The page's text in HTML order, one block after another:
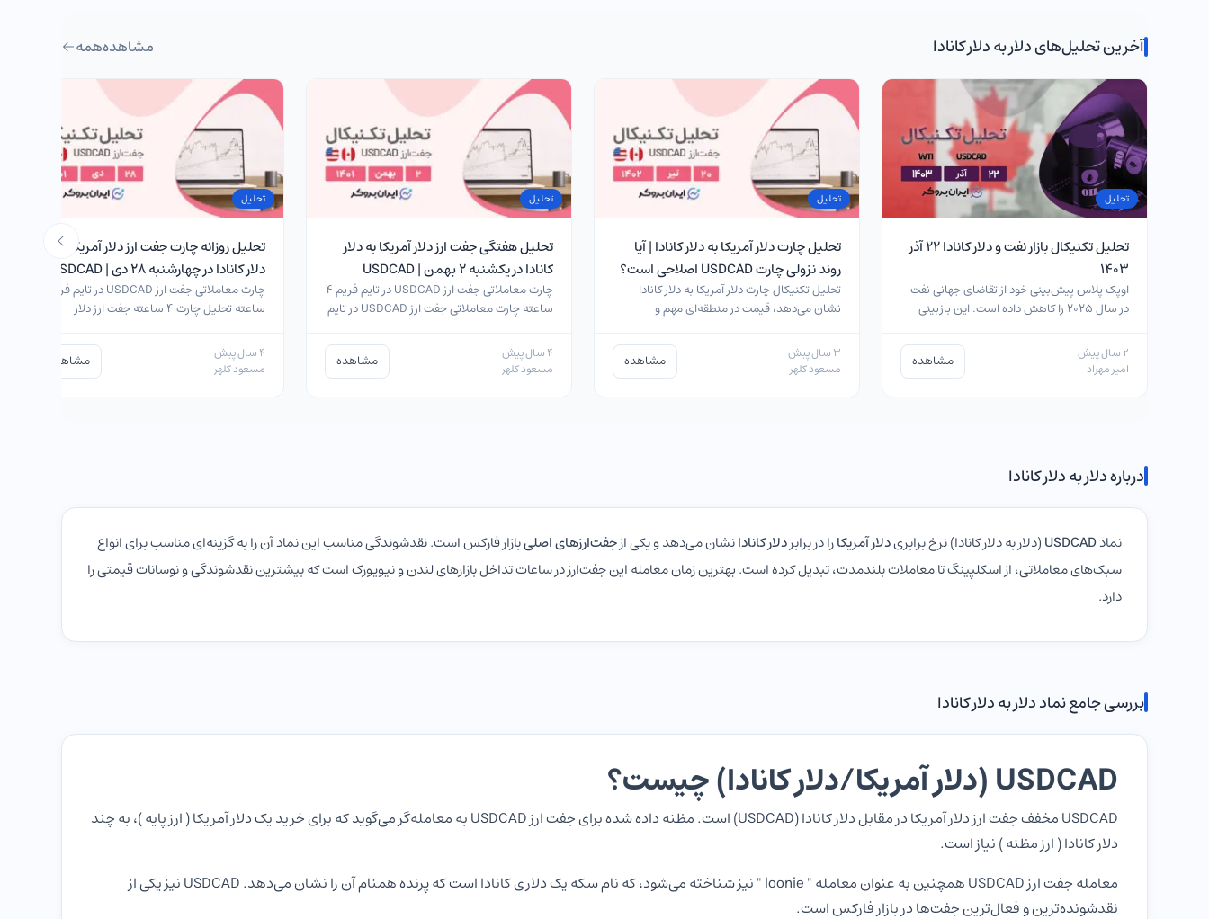
آخرین تحلیل‌های دلار به دلار کانادا مشاهدههمه
تحلیل
تحلیل تکنیکال بازار نفت و دلار کانادا ۲۲ آذر
۱۴۰۳
اوپک پلاس پیش‌بینی خود از تقاضای جهانی نفت
در سال 2025 را کاهش داده است. این بازبینی
2 سال پیش
امیر مهراد
مشاهده
تحلیل
تحلیل چارت دلار آمریکا به دلار کانادا | آیا
روند نزولی چارت USDCAD اصلاحی است؟
تحلیل تکنیکال چارت دلار آمریکا به دلار کانادا
نشان می‌دهد، قیمت در منطقه‌ای مهم و
3 سال پیش
مسعود کلهر
مشاهده
تحلیل
تحلیل هفتگی جفت ارز دلار آمریکا به دلار
کانادا در یکشنبه ۲ بهمن | USDCAD
چارت معاملاتی جفت ارز USDCAD در تایم فریم ۴
ساعته چارت معاملاتی جفت ارز USDCAD در تایم
4 سال پیش
مسعود کلهر
مشاهده
تحلیل
تحلیل روزانه چارت جفت ارز دلار آمریکا به
دلار کانادا در چهارشنبه ۲۸ دی | USDCAD
ساعته تحلیل چارت ۴ ساعته جفت ارز دلار
4 سال پیش
مسعود کلهر
مشاهده
درباره دلار به دلار کانادا
نمادUSDCAD(دلار به دلار کانادا) نرخ برابریدلار آمریکارا در برابردلار کانادانشان می‌دهد و یکی ازجفت‌ارزهای اصلیبازار فارکس است. نقدشوندگی مناسب این نماد آن را به گزینه‌ای مناسب برای انواع
سبک‌های معاملاتی، از اسکلپینگ تا معاملات بلندمدت، تبدیل کرده است. بهترین زمان معامله این جفت‌ارز در ساعات تداخل بازارهای لندن و نیویورک است که بیشترین نقدشوندگی و نوسانات قیمتی را
دارد.
بررسی جامع نماد دلار به دلار کانادا
USDCAD (دلار آمریکا/دلار کانادا) چیست؟
USDCAD مخفف جفت ارز دلار آمریکا در مقابل دلار کانادا (USDCAD) است. مظنه داده شده برای جفت ارز USDCAD به معامله‌گر می‌گوید که برای خرید یک دلار آمریکا ( ارز پایه )، به چند
دلار کانادا ( ارز مظنه ) نیاز است.
معامله جفت ارز USDCAD همچنین به عنوان معامله " loonie " نیز شناخته می‌شود، که نام سکه یک دلاری کانادا است که پرنده همنام آن را نشان می‌دهد. USDCAD نیز یکی از
نقدشونده‌ترین و فعال‌ترین جفت‌ها در بازار فارکس است.